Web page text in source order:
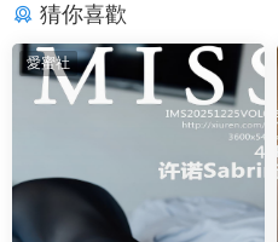
猜你喜歡
愛蜜社